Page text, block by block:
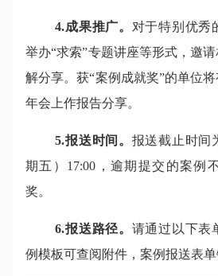
4.成果推广。 对于特别优秀
举办“求索”专题讲座等形式，邀
解分享。获“案例成就奖”的单位
年会上作报告分享。
5.报送时间。 报送截止时间
期五）17:00，逾期提交的案例
奖。
6.报送路径。 请通过以下表
例模板可查阅附件，案例报送表单